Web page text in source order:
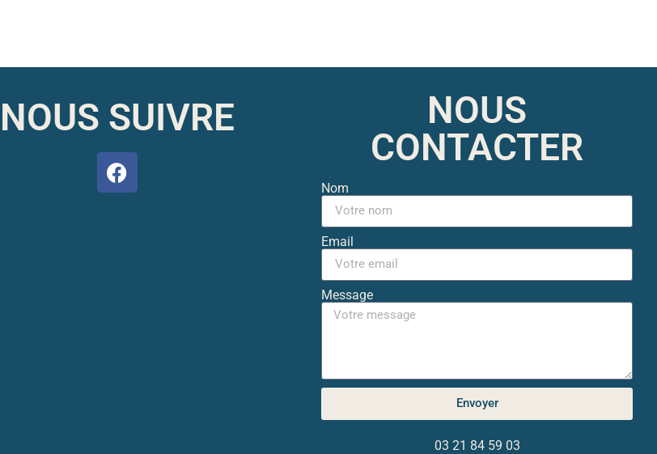
NOUS SUIVRE
NOUS
CONTACTER
Nom
Email
Message
Envoyer
03 21 84 59 03